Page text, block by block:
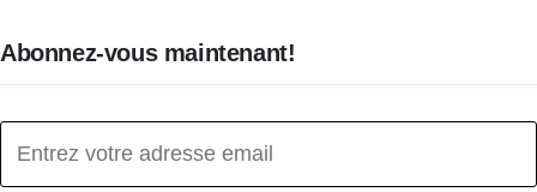
Abonnez-vous maintenant!